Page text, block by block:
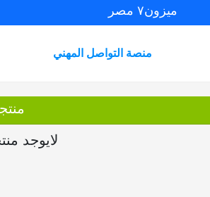
ميزون٧ مصر
منصة التواصل المهني
لايوجد